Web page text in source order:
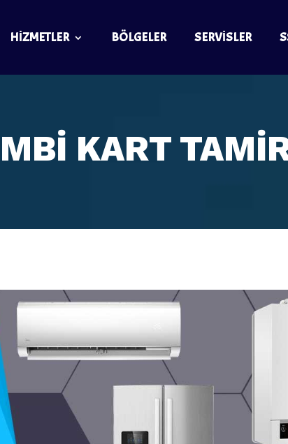
HIZMETLER BÖLGELER SERVISLER
KART